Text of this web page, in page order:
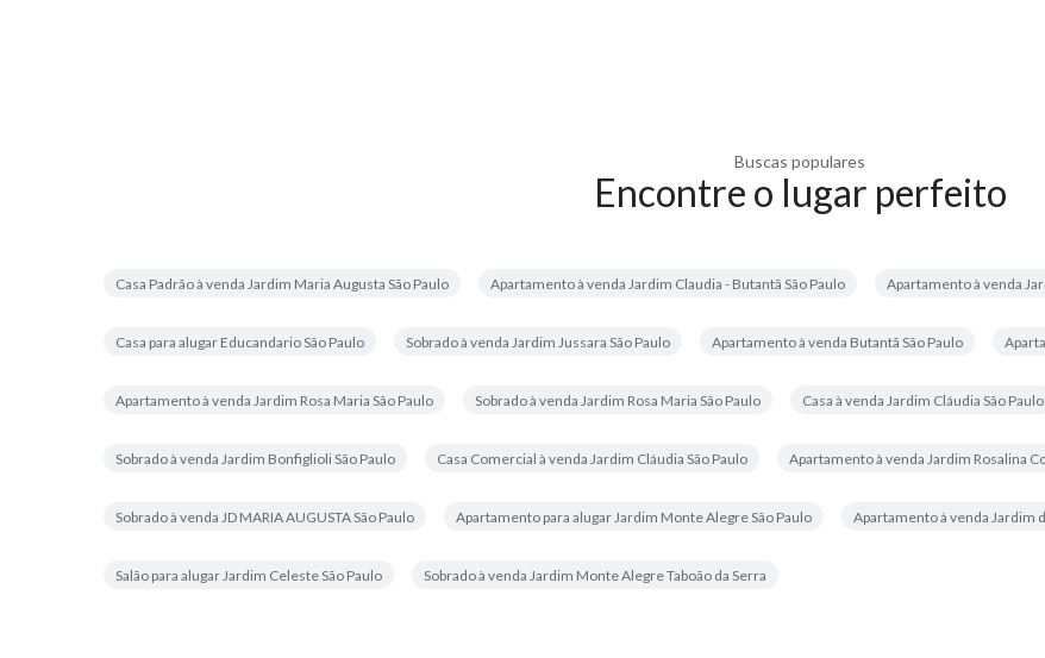
Buscas populares
Encontre o lugar perfeito
Casa Padrão à venda Jardim Maria Augusta São Paulo Apartamento à venda Jardim Claudia - Butantã São Paulo Apartamento à venda
Casa para alugar Educandario São Paulo Sobrado à venda Jardim Jussara São Paulo Apartamento à venda Butantã São Paulo
Apartamento à venda Jardim Rosa Maria São Paulo Sobrado à venda Jardim Rosa Maria São Paulo Casa à venda Jardim Cláudia São Paulo
Sobrado à venda Jardim Bonfiglioli São Paulo Casa Comercial à venda Jardim Cláudia São Paulo Apartamento à venda Jardim Rosalina
Sobrado à venda JD MARIA AUGUSTA São Paulo Apartamento para alugar Jardim Monte Alegre São Paulo Apartamento à venda Jardim
Salão para alugar Jardim Celeste São Paulo Sobrado à venda Jardim Monte Alegre Taboão da Serra